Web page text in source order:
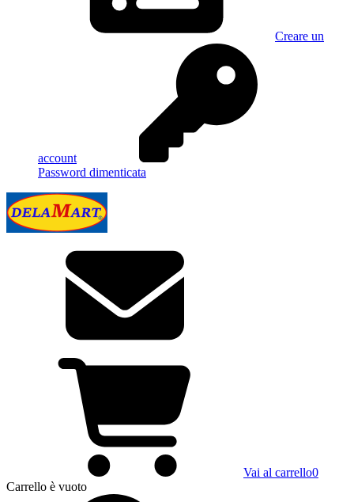
Creare un
account
Password dimenticata
Vai al carrello0
Carrello è vuoto